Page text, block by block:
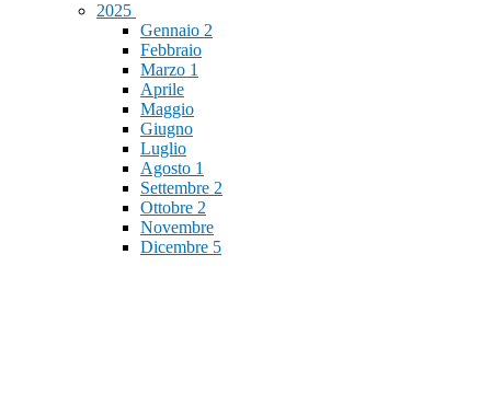
2025
Gennaio 2
Febbraio
Marzo 1
Aprile
Maggio
Giugno
Luglio
Agosto 1
Settembre 2
Ottobre 2
Novembre
Dicembre 5